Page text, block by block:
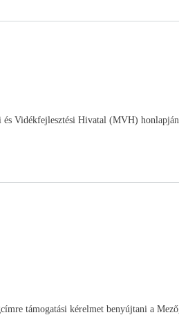
Vidékfejlesztési Hivatal (MVH)
támogatási kérelmet benyújtani a